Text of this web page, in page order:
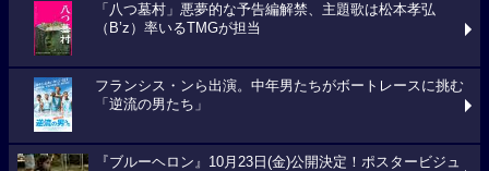
「八つ墓村」悪夢的な予告編解禁、主題歌は松本孝弘
（B’z）率いるTMGが担当
フランシス・ンら出演。中年男たちがボートレースに挑む
「逆流の男たち」
『ブルーヘロン』10月23日(金)公開決定！ポスタービジュ